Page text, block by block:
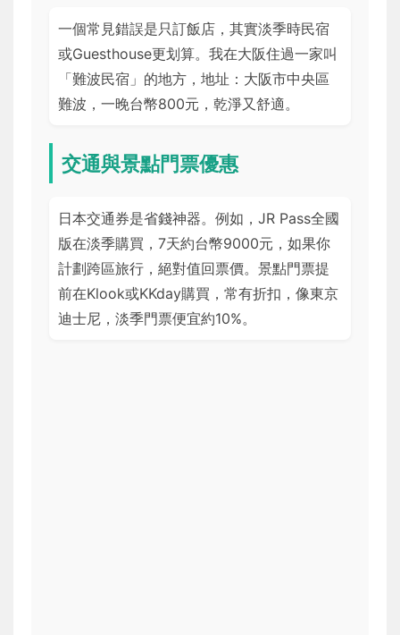
一個常見錯誤是只訂飯店，其實淡季時民宿
或Guesthouse更划算。我在大阪住過一家叫
「難波民宿」的地方，地址：大阪市中央區
難波，一晚台幣800元，乾淨又舒適。
交通與景點門票優惠
日本交通券是省錢神器。例如，JR Pass全國
版在淡季購買，7天約台幣9000元，如果你
計劃跨區旅行，絕對值回票價。景點門票提
前在Klook或KKday購買，常有折扣，像東京
迪士尼，淡季門票便宜約10%。